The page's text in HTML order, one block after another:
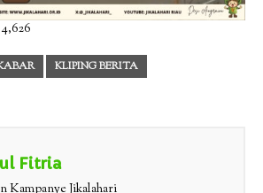
4,626
KLIPING BERITA
Fitria